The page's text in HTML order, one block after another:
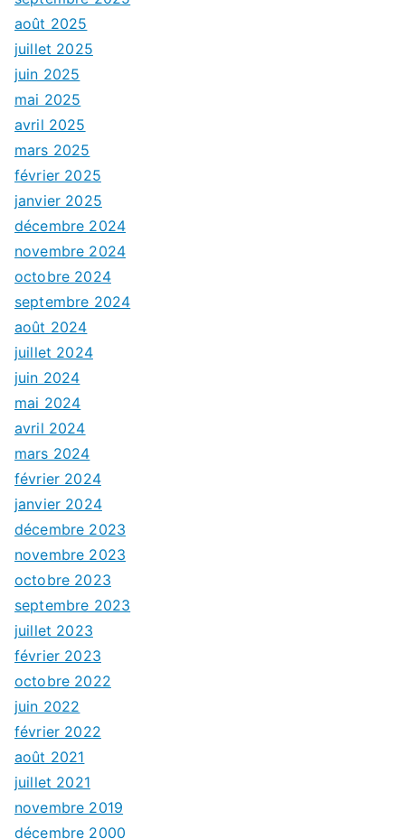
août 2025
juillet 2025
juin 2025
mai 2025
avril 2025
mars 2025
février 2025
janvier 2025
décembre 2024
novembre 2024
octobre 2024
septembre 2024
août 2024
juillet 2024
juin 2024
mai 2024
avril 2024
mars 2024
février 2024
janvier 2024
décembre 2023
novembre 2023
octobre 2023
septembre 2023
juillet 2023
février 2023
octobre 2022
juin 2022
février 2022
août 2021
juillet 2021
novembre 2019
décembre 2000